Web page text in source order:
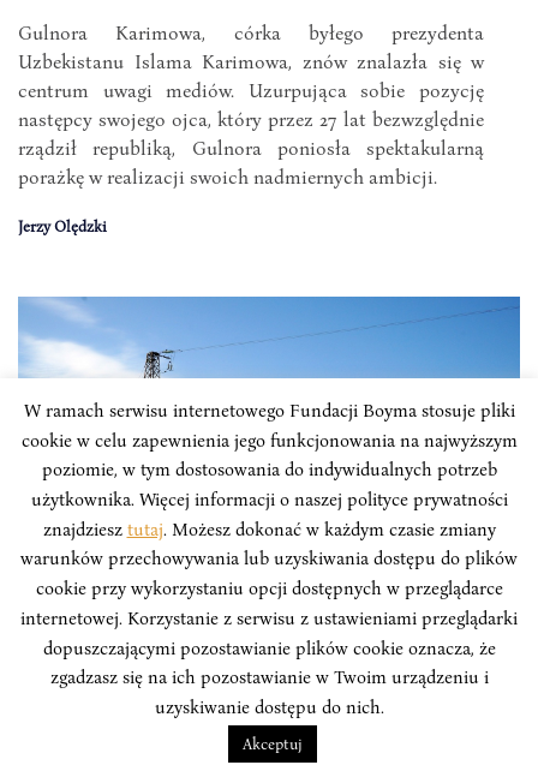
Gulnora Karimowa, córka byłego prezydenta
Uzbekistanu Islama Karimowa, znów znalazła się w
centrum uwagi mediów. Uzurpująca sobie pozycję
następcy swojego ojca, który przez 27 lat bezwzględnie
rządził republiką, Gulnora poniosła spektakularną
porażkę w realizacji swoich nadmiernych ambicji.
Jerzy Olędzki
ANALIZY
Azja Centralna: nowe energetyczne
W ramach serwisu internetowego Fundacji Boyma stosuje pliki
cookie w celu zapewnienia jego funkcjonowania na najwyższym
poziomie, w tym dostosowania do indywidualnych potrzeb
użytkownika. Więcej informacji o naszej polityce prywatności
znajdziesz tutaj. Możesz dokonać w każdym czasie zmiany
warunków przechowywania lub uzyskiwania dostępu do plików
cookie przy wykorzystaniu opcji dostępnych w przeglądarce
internetowej. Korzystanie z serwisu z ustawieniami przeglądarki
dopuszczającymi pozostawianie plików cookie oznacza, że
zgadzasz się na ich pozostawianie w Twoim urządzeniu i
uzyskiwanie dostępu do nich.
Akceptuj